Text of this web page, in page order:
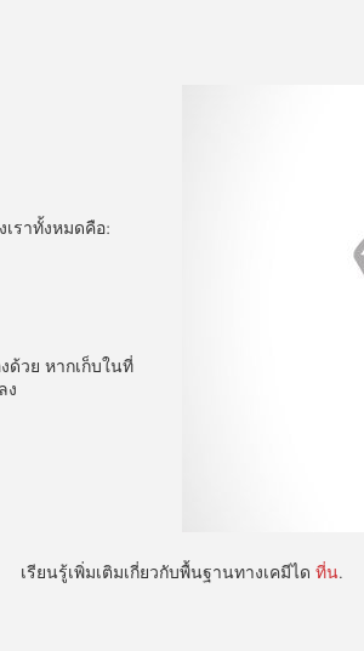
ราทั้งหมดคือ:
วย หากเก็บในที่
ง
เรียนรู้เพิ่มเติมเกี่ยวกับพื้นฐานทางเคมีได ที่น.